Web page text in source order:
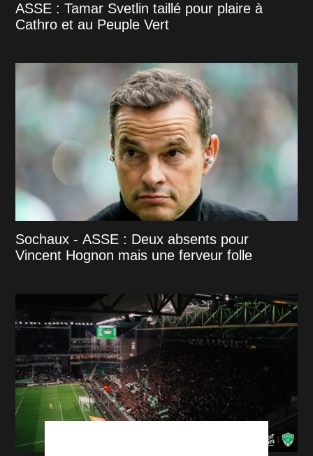
ASSE : Tamar Svetlin taillé pour plaire à
Cathro et au Peuple Vert
Sochaux - ASSE : Deux absents pour
Vincent Hognon mais une ferveur folle